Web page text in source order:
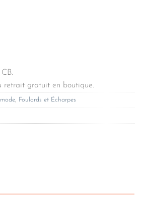
retrait gratuit en boutique.
Foulards et Écharpes